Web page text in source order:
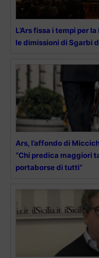
L’Ars fissa i tempi per
le dimissioni di Sgarbi
Ars, l’affondo di
“Chi predica maggiori
portaborse di tutti”